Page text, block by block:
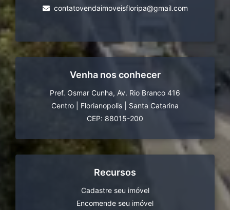
contatovendaimoveisfloripa@gmail.com
Venha nos conhecer
Pref. Osmar Cunha, Av. Rio Branco 416
Centro
Florianopolis
Santa Catarina
CEP: 88015-200
Recursos
Cadastre seu imóvel
Encomende seu imóvel